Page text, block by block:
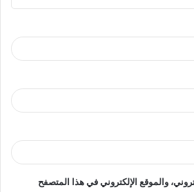
والموقع الإلكتروني في هذا المتصفح